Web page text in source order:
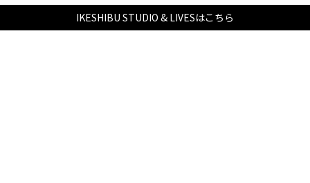
IKESHIBU STUDIO & LIVESはこちら
池部楽器店 総合ECサイト
池部楽器店 店舗一覧